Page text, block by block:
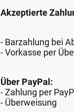
Akzeptierte
- Barzahlung bei
- Vorkasse per
Über PayPal:
- Zahlung per
- Überweisung